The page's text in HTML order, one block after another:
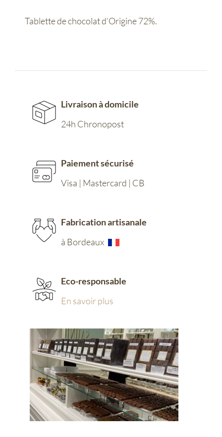
Cameroun
Tablette de chocolat d’Origine 72%.
Livraison à domicile
24h Chronopost
Paiement sécurisé
Visa | Mastercard | CB
Fabrication artisanale
à Bordeaux
Eco-responsable
En savoir plus